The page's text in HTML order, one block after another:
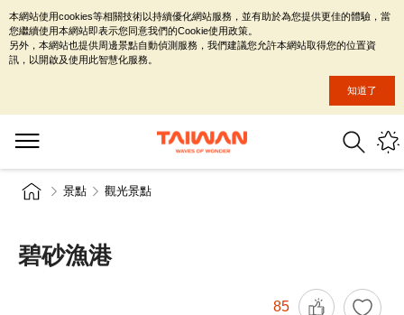
景點 觀光景點
碧砂漁港
85
本網站使用cookies等相關技術以持續優化網站服務，並有助於為您提供更佳的體驗，當
您繼續使用本網站即表示您同意我們的Cookie使用政策。
另外，本網站也提供周邊景點自動偵測服務，我們建議您允許本網站取得您的位置資
訊，以開啟及使用此智慧化服務。
知道了